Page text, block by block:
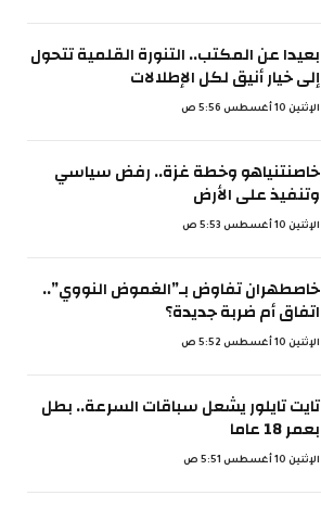
بعيدا عن المكتب.. التنورة القلمية تتحول
إلى خيار أنيق لكل الإطلالات
الإثنين 10 أغسطس 5:56 ص
خاصنتنياهو وخطة غزة.. رفض سياسي
وتنفيذ على الأرض
الإثنين 10 أغسطس 5:53 ص
خاصطهران تفاوض بـ”الغموض النووي”..
اتفاق أم ضربة جديدة؟
الإثنين 10 أغسطس 5:52 ص
تايت تايلور يشعل سباقات السرعة.. بطل
بعمر 18 عاما
الإثنين 10 أغسطس 5:51 ص